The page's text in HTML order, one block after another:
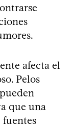
afecta el
Pelos
que una